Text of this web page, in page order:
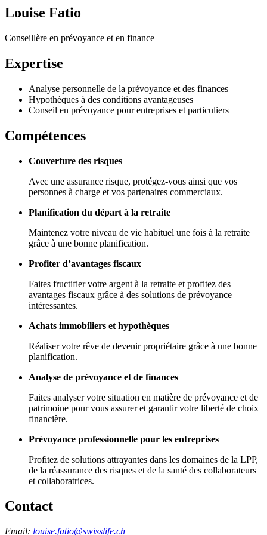
Louise Fatio
Conseillère en prévoyance et en finance
Expertise
Analyse personnelle de la prévoyance et des finances
Hypothèques à des conditions avantageuses
Conseil en prévoyance pour entreprises et particuliers
Compétences
Couverture des risques
Avec une assurance risque, protégez-vous ainsi que vos
personnes à charge et vos partenaires commerciaux.
Planification du départ à la retraite
Maintenez votre niveau de vie habituel une fois à la retraite
grâce à une bonne planification.
Profiter d’avantages fiscaux
Faites fructifier votre argent à la retraite et profitez des
avantages fiscaux grâce à des solutions de prévoyance
intéressantes.
Achats immobiliers et hypothèques
Réaliser votre rêve de devenir propriétaire grâce à une bonne
planification.
Analyse de prévoyance et de finances
Faites analyser votre situation en matière de prévoyance et de
patrimoine pour vous assurer et garantir votre liberté de choix
financière.
Prévoyance professionnelle pour les entreprises
Profitez de solutions attrayantes dans les domaines de la LPP,
de la réassurance des risques et de la santé des collaborateurs
et collaboratrices.
Contact
Email: louise.fatio@swisslife.ch